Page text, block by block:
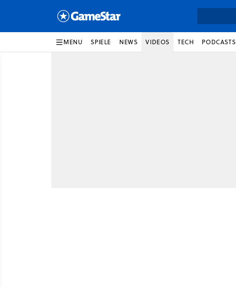
MENU SPIELE NEWS VIDEOS TECH PODCASTS